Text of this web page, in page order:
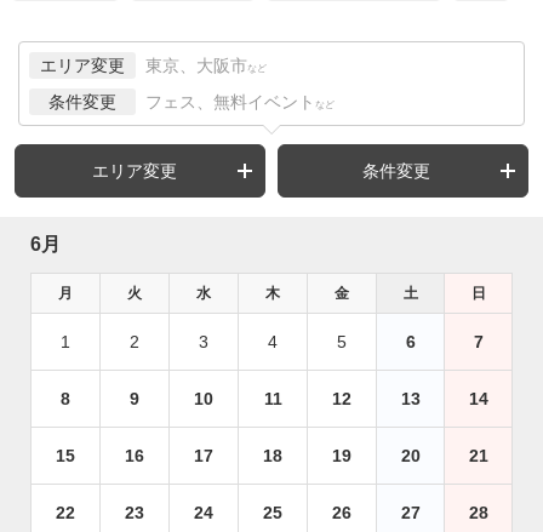
エリア変更 東京、大阪市 など
条件変更 フェス、無料イベント など
エリア変更 条件変更
6月
月 火 水 木 金 土 日
1 2 3 4 5 6 7
8 9 10 11 12 13 14
15 16 17 18 19 20 21
22 23 24 25 26 27 28